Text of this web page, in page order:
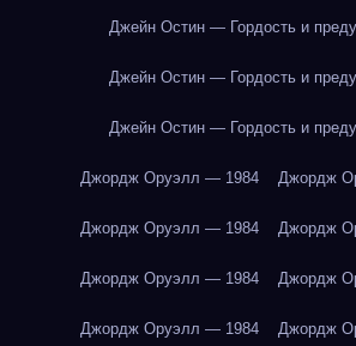
Джейн Остин — Гордость и
Джейн Остин — Гордость и
Джейн Остин — Гордость и
Джордж Оруэлл — 1984 Джордж
Джордж Оруэлл — 1984 Джордж
Джордж Оруэлл — 1984 Джордж
Джордж Оруэлл — 1984 Джордж